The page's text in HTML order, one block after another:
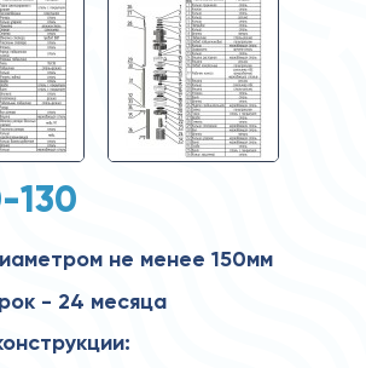
130
не менее 150мм
- 24 месяца